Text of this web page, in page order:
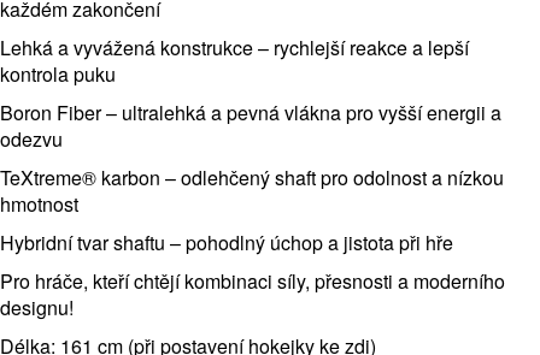
každém zakončení
Lehká a vyvážená konstrukce – rychlejší reakce a lepší
kontrola puku
Boron Fiber – ultralehká a pevná vlákna pro vyšší energii a
odezvu
TeXtreme® karbon – odlehčený shaft pro odolnost a nízkou
hmotnost
Hybridní tvar shaftu – pohodlný úchop a jistota při hře
Pro hráče, kteří chtějí kombinaci síly, přesnosti a moderního
designu!
Délka: 161 cm (při postavení hokejky ke zdi)